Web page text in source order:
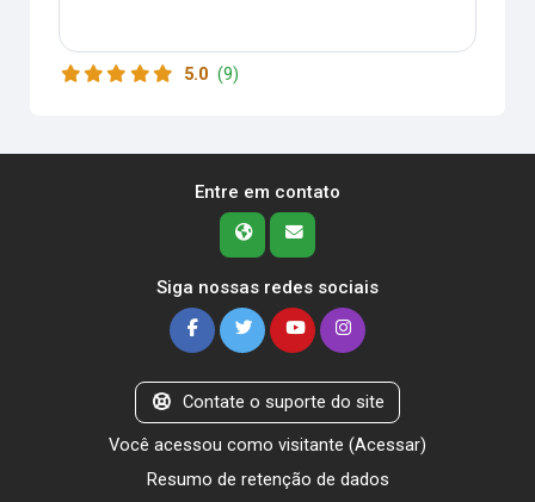
5.0 (9)
Entre em contato
Siga nossas redes sociais
Contate o suporte do site
Você acessou como visitante (Acessar)
Resumo de retenção de dados